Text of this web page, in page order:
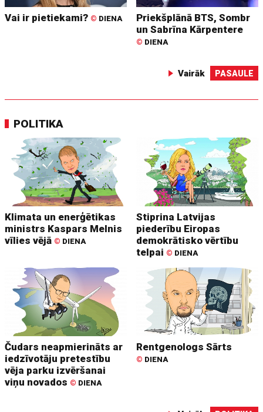
Vai ir pietiekami? © DIENA
Priekšplānā BTS, Sombr
un Sabrīna Kārpentere
© DIENA
Vairāk PASAULE
POLITIKA
Klimata un enerģētikas
ministrs Kaspars Melnis
vīlies vējā © DIENA
Stiprina Latvijas
piederību Eiropas
demokrātisko vērtību
telpai © DIENA
Čudars neapmierināts ar
iedzīvotāju pretestību
vēja parku izvēršanai
viņu novados © DIENA
Rentgenologs Sārts
© DIENA